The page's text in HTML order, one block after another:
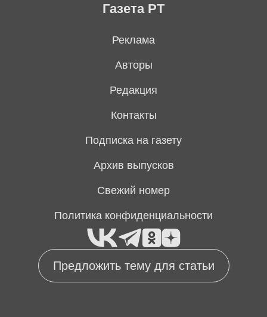
Предложить тему для статьи
Газета РТ
Реклама
Авторы
Редакция
Контакты
Подписка на газету
Архив выпусков
Свежий номер
Политика конфиденциальности